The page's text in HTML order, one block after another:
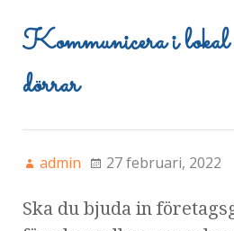
Kommunicera i lokal
dörrar
admin 27 februari, 2022
Ska du bjuda in